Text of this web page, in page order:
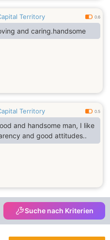
Territory 0.6
and caring.handsome
Territory 0.5
and handsome man, I like
and good attitudes..
Suche nach Kriterien